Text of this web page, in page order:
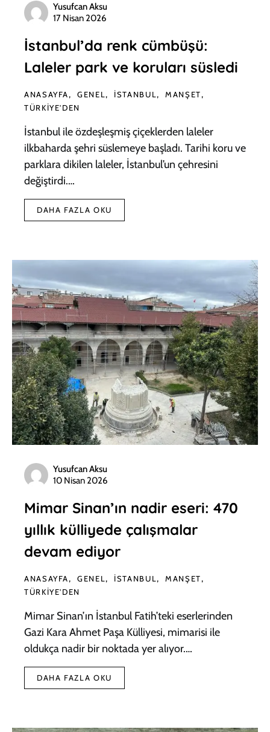
Yusufcan Aksu
17 Nisan 2026
İstanbul’da renk cümbüşü:
Laleler park ve koruları süsledi
ANASAYFA GENEL İSTANBUL
MANŞET
TÜRKIYE'DEN
İstanbul ile özdeşleşmiş çiçeklerden laleler
ilkbaharda şehri süslemeye başladı. Tarihi koru ve
parklara dikilen laleler, İstanbul’un çehresini
değiştirdi.…
DAHA FAZLA OKU
Yusufcan Aksu
10 Nisan 2026
Mimar Sinan’ın nadir eseri: 470
yıllık külliyede çalışmalar
devam ediyor
ANASAYFA GENEL İSTANBUL
MANŞET
TÜRKIYE'DEN
Mimar Sinan’ın İstanbul Fatih’teki eserlerinden
Gazi Kara Ahmet Paşa Külliyesi, mimarisi ile
oldukça nadir bir noktada yer alıyor.…
DAHA FAZLA OKU